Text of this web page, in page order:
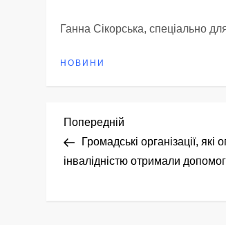
Ганна Сікорська, спеціально
НОВИНИ
Н
а
Попередній
запис
Попередній
Громадські організації,
інвалідністю отримали